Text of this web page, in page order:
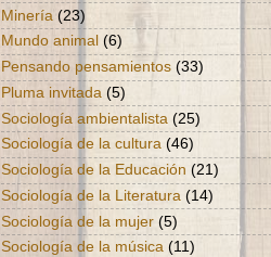
Minería (23)
Mundo animal (6)
Pensando pensamientos (33)
Pluma invitada (5)
Sociología ambientalista (25)
Sociología de la cultura (46)
Sociología de la Educación (21)
Sociología de la Literatura (14)
Sociología de la mujer (5)
Sociología de la música (11)